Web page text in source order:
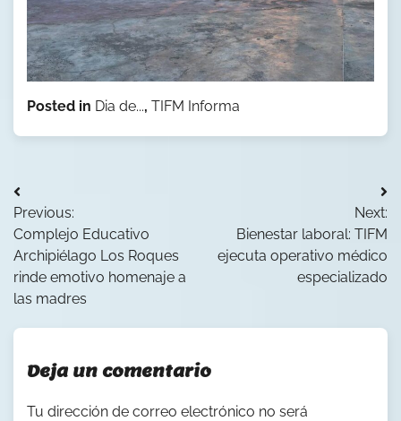
Posted in Dia de..., TIFM Informa
Navegación
de
entradas
Previous:
Complejo Educativo
Archipiélago Los Roques
rinde emotivo homenaje a
las madres
Next:
Bienestar laboral: TIFM
ejecuta operativo médico
especializado
Deja un comentario
Tu dirección de correo electrónico no será